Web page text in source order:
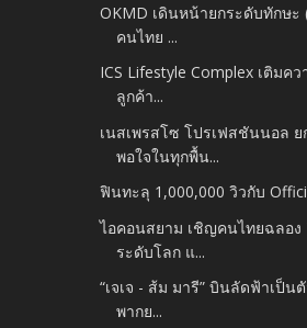
OKMD เดินหน้ายกระดับทักษะ
คนไทย ...
ICS Lifestyle Complex เติมค
ลูกค้า...
เนสเพรสโซ โปรเฟสชันนอล
พอใจในทุกพื้น...
ฟินทะลุ 1,000,000 วิวกับ
ไอคอนสยาม เชิญคนไทยฉลอง
ระดับโลก แ...
“เจเจ - ส้ม มารี” บินลัดฟ้าเป็
พากย...